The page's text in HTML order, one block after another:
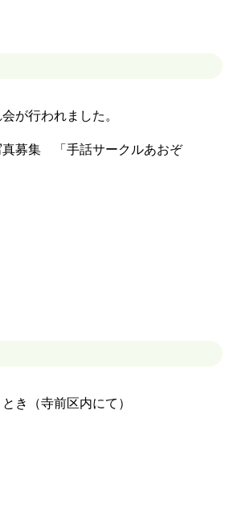
行われました。
「手話サークルあおぞ
わペンリレー85
（寺前区内にて）